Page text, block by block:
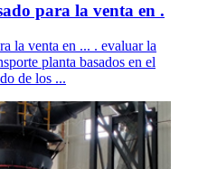
para la venta en .
la venta en ... . evaluar la
planta basados en el
de los ...